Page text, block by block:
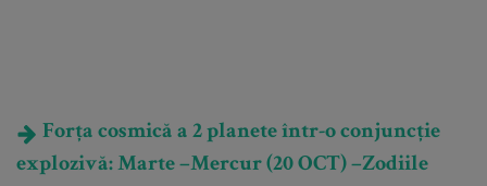
Forța cosmică a 2 planete într-o conjuncție
explozivă: Marte –Mercur (20 OCT) –Zodiile